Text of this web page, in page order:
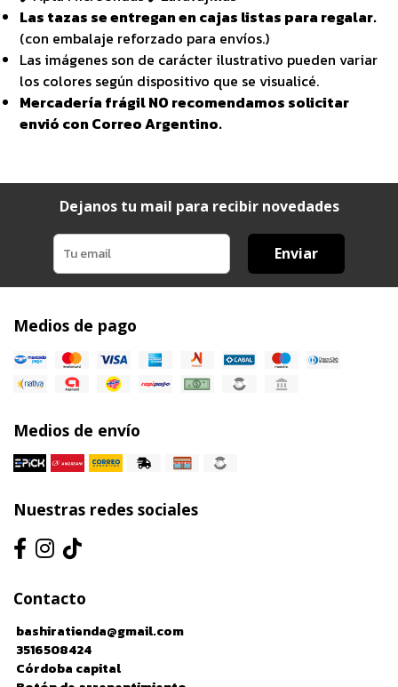
Las tazas se entregan en cajas listas para regalar.
(con embalaje reforzado para envíos.)
Las imágenes son de carácter ilustrativo pueden variar
los colores según dispositivo que se visualicé.
Mercadería frágil NO recomendamos solicitar
envió con Correo Argentino.
Dejanos tu mail para recibir novedades
Enviar
Medios de pago
Medios de envío
Nuestras redes sociales
Contacto
bashiratienda@gmail.com
3516508424
Córdoba capital